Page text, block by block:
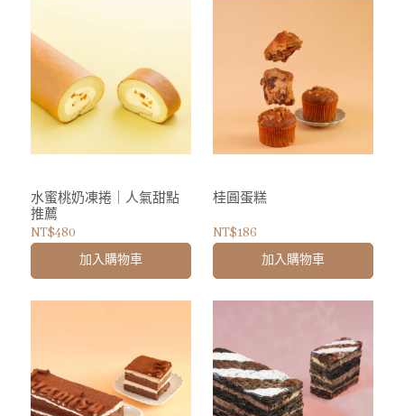
水蜜桃奶凍捲｜人氣甜點
推薦
NT$480
加入購物車
桂圓蛋糕
NT$186
加入購物車